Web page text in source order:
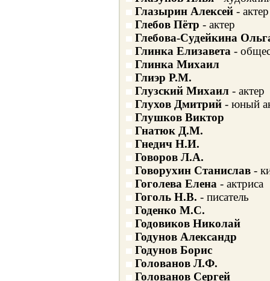
Глазырин Алексей- актер
Глебов Пётр - актер
Глебова-Судейкина
Глинка Елизавета -
Глинка Михаил
Глиэр Р.М.
Глузский Михаил - актер
Глухов Дмитрий- юный
Глушков Виктор
Гнатюк Д.М.
Гнедич Н.И.
Говоров Л.А.
Говорухин Станислав-
Гоголева Елена - актриса
Гоголь Н.В. - писатель
Годенко М.С.
Годовиков Николай
Годунов Александр
Годунов Борис
Голованов Л.Ф.
Голованов Сергей